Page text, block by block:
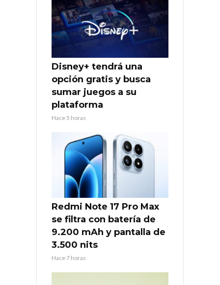
Disney+ tendrá una
opción gratis y busca
sumar juegos a su
plataforma
Hace 5 horas
Redmi Note 17 Pro Max
se filtra con batería de
9.200 mAh y pantalla de
3.500 nits
Hace 7 horas